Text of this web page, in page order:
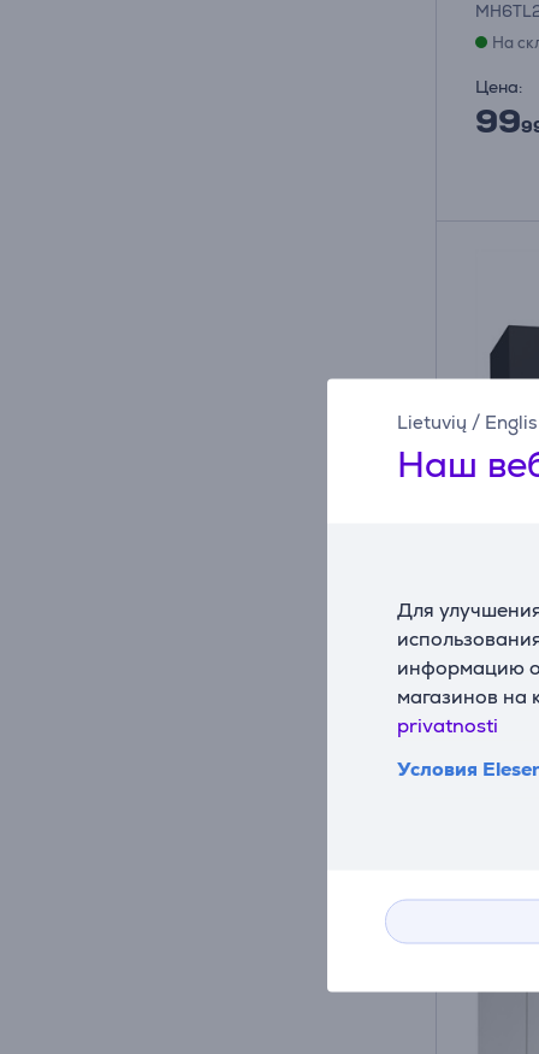
Lietuvių /
Наш
Для
информацию о
магазинов на
privatnosti
Условия
На
Цена:
99
60
На
Цена: